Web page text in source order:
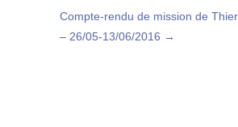
Compte-rendu de mission de
– 26/05-13/06/2016 →